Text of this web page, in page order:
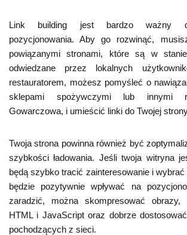
Link building jest bardzo ważny
pozycjonowania. Aby go rozwinąć,
powiązanymi stronami, które są w
odwiedzane przez lokalnych
restauratorem, możesz pomyśleć o
sklepami spożywczymi lub innymi
Gowarczowa, i umieścić linki do Twojej
Twoja strona powinna również być
szybkości ładowania. Jeśli twoja witryna
będą szybko tracić zainteresowanie i
będzie pozytywnie wpływać na
zaradzić, można skompresować obrazy,
HTML i JavaScript oraz dobrze
pochodzących z sieci.